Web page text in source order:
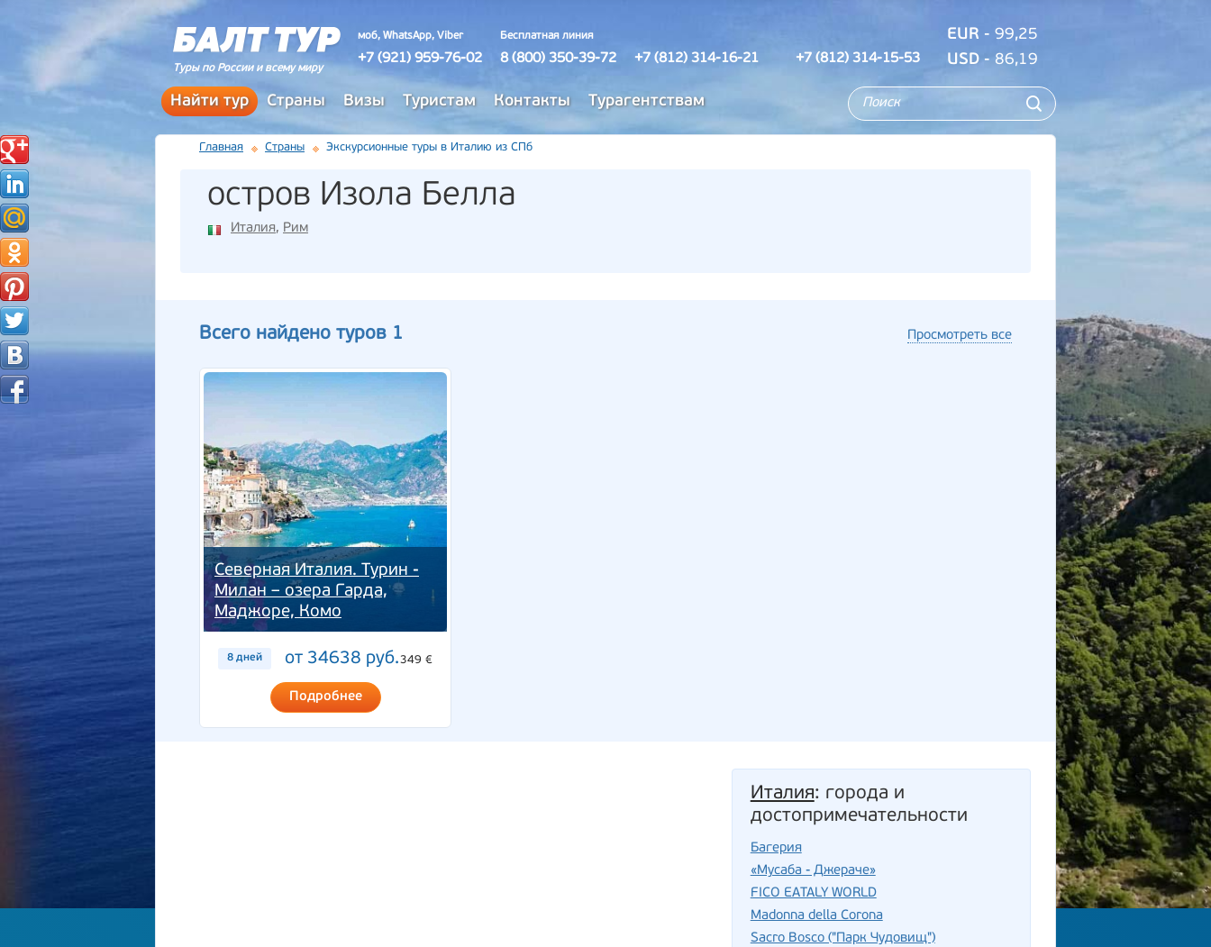
Туры по России и всему миру
моб, WhatsApp, Viber
+7 (921) 959-76-02
Бесплатная линия
8 (800) 350-39-72 +7 (812) 314-16-21 +7 (812) 314-15-53
EUR - 99,25
USD - 86,19
Найти тур Страны Визы Туристам Контакты Турагентствам
Главная Страны Экскурсионные туры в Италию из СПб
остров Изола Белла
Италия, Рим
Всего найдено туров 1 Просмотреть все
Северная Италия. Турин -
Милан – озера Гарда,
Маджоре, Комо
8 дней от 34638 руб.349 €
Подробнее
Италия: города и
достопримечательности
Багерия
«Мусаба - Джераче»
FICO EATALY WORLD
Madonna della Corona
Sacro Bosco ("Парк Чудовищ")